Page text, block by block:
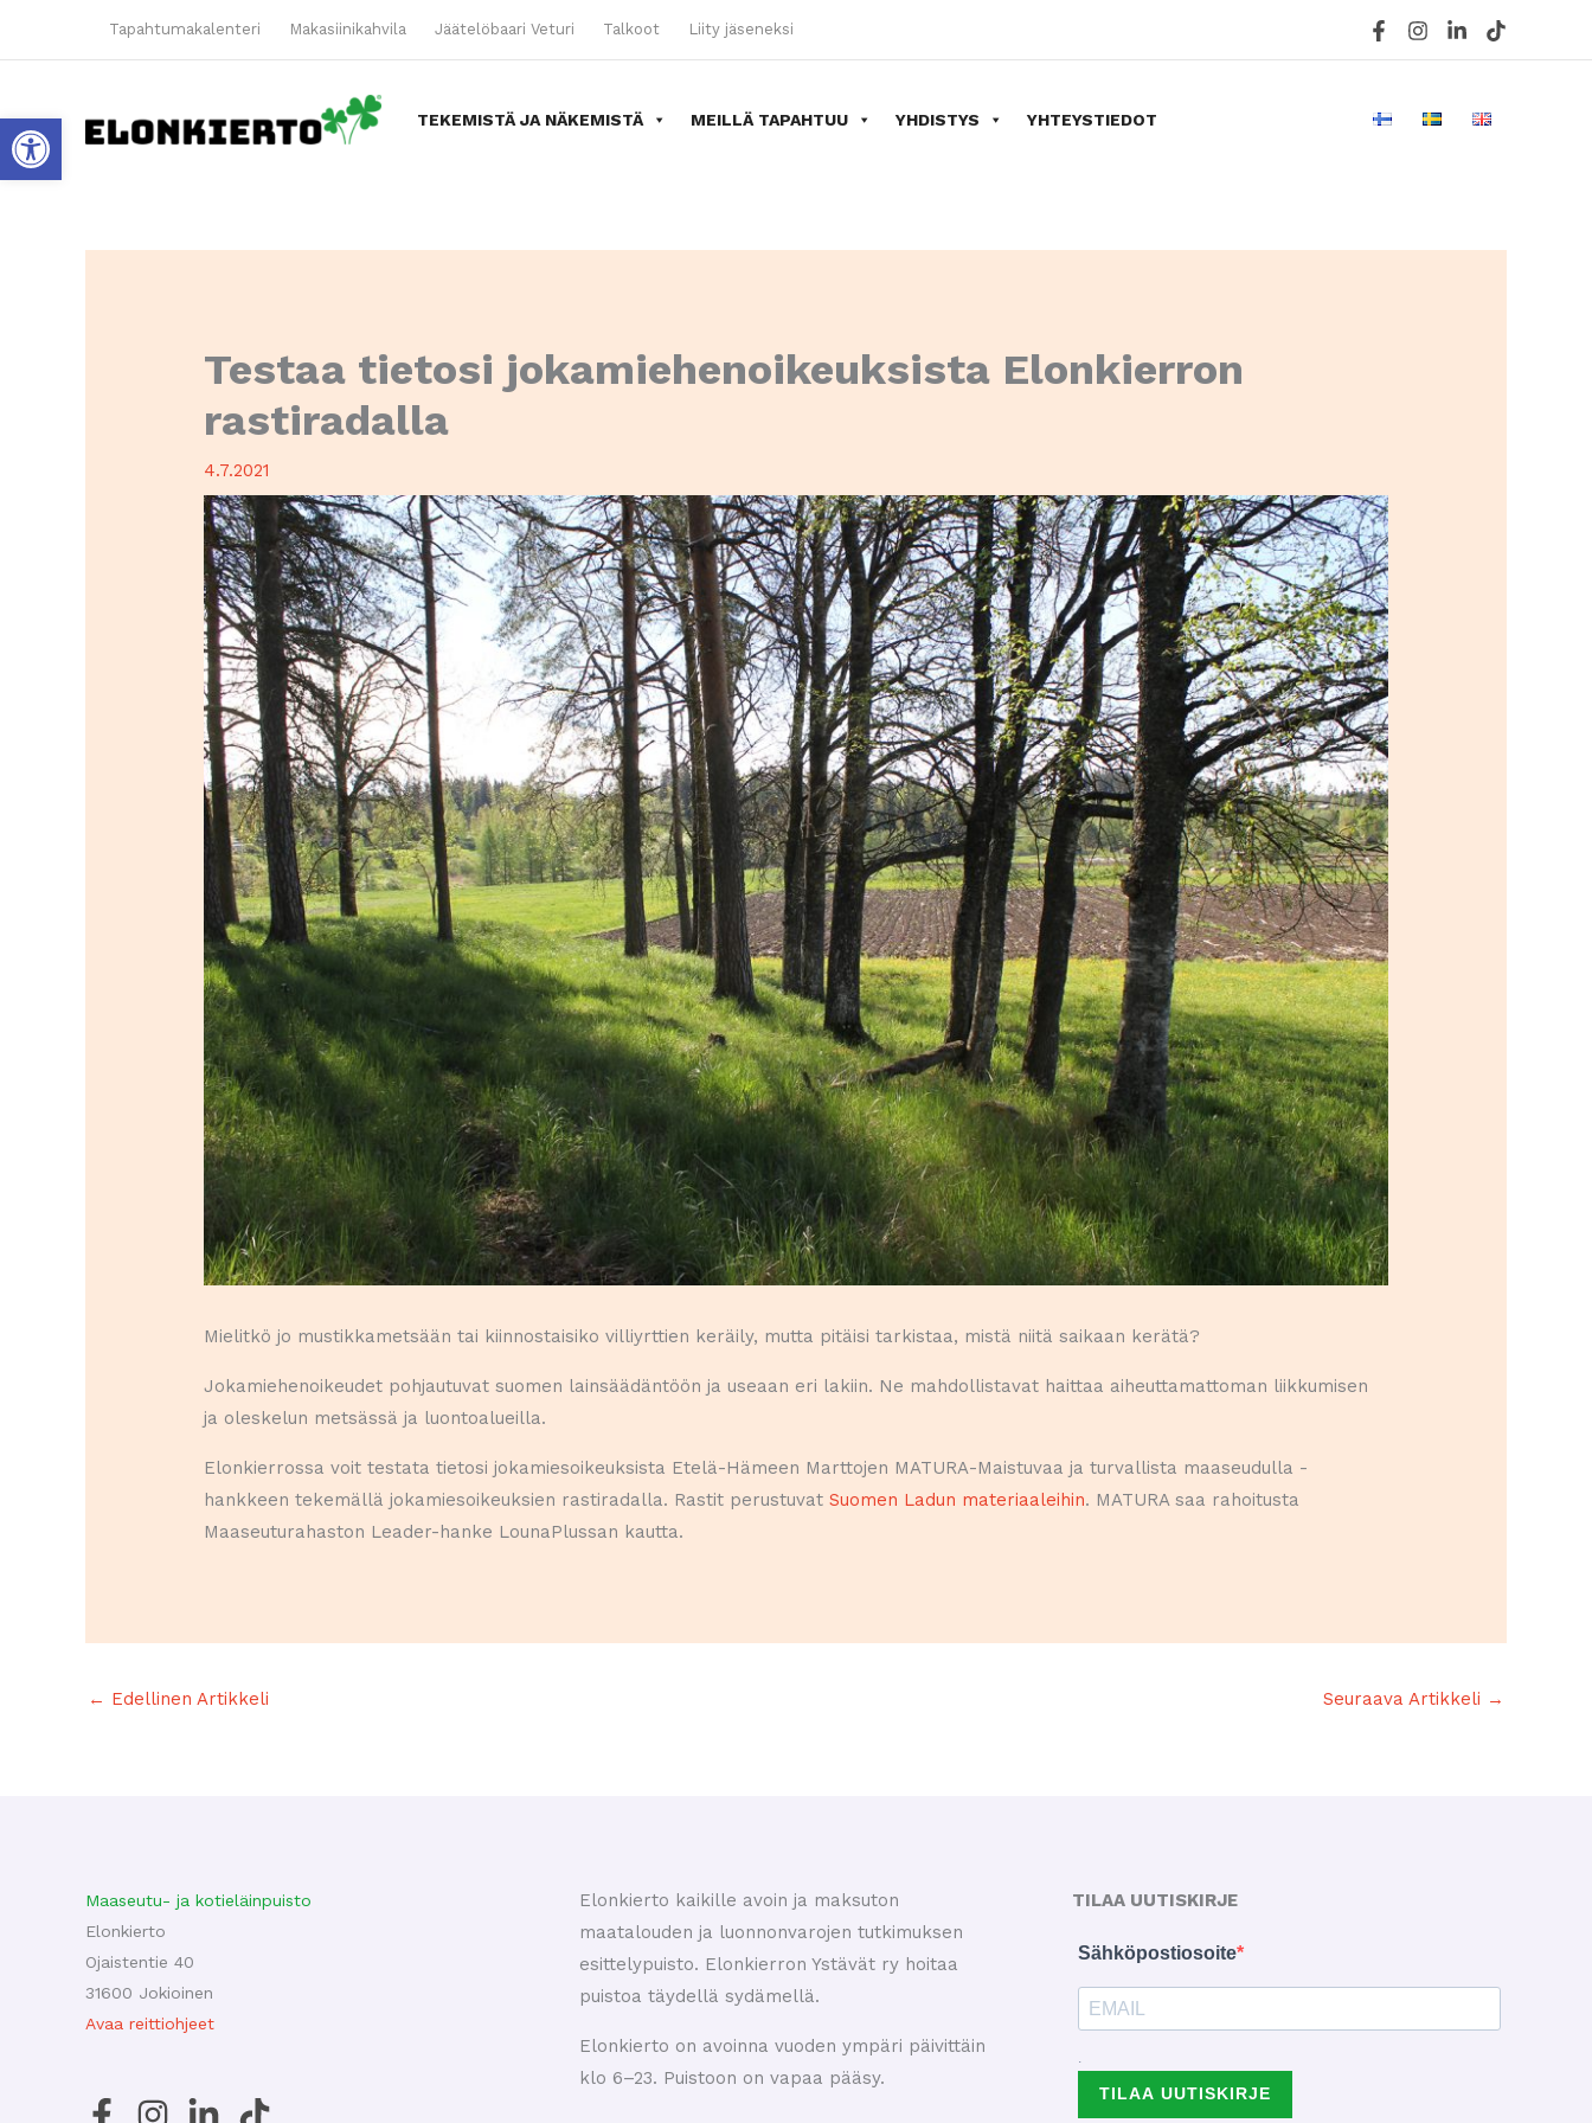
Open toolbar
Tapahtumakalenteri Makasiinikahvila Jäätelöbaari Veturi Talkoot Liity jäseneksi
TEKEMISTÄ JA NÄKEMISTÄ MEILLÄ TAPAHTUU YHDISTYS YHTEYSTIEDOT
Testaa tietosi jokamiehenoikeuksista Elonkierron
rastiradalla
4.7.2021
Mielitkö jo mustikkametsään tai kiinnostaisiko villiyrttien keräily, mutta pitäisi tarkistaa, mistä niitä saikaan kerätä?
Jokamiehenoikeudet pohjautuvat suomen lainsäädäntöön ja useaan eri lakiin. Ne mahdollistavat haittaa aiheuttamattoman liikkumisen
ja oleskelun metsässä ja luontoalueilla.
Elonkierrossa voit testata tietosi jokamiesoikeuksista Etelä-Hämeen Marttojen MATURA-Maistuvaa ja turvallista maaseudulla -
hankkeen tekemällä jokamiesoikeuksien rastiradalla. Rastit perustuvatSuomen Ladun materiaaleihin. MATURA saa rahoitusta
Maaseuturahaston Leader-hanke LounaPlussan kautta.
← Edellinen Artikkeli Seuraava Artikkeli →
Maaseutu- ja kotieläinpuisto
Elonkierto
Ojaistentie 40
31600 Jokioinen
Avaa reittiohjeet
Elonkierto kaikille avoin ja maksuton
maatalouden ja luonnonvarojen tutkimuksen
esittelypuisto. Elonkierron Ystävät ry hoitaa
puistoa täydellä sydämellä.
Elonkierto on avoinna vuoden ympäri päivittäin
klo 6–23. Puistoon on vapaa pääsy.
TILAA UUTISKIRJE
Sähköpostiosoite
TILAA UUTISKIRJE